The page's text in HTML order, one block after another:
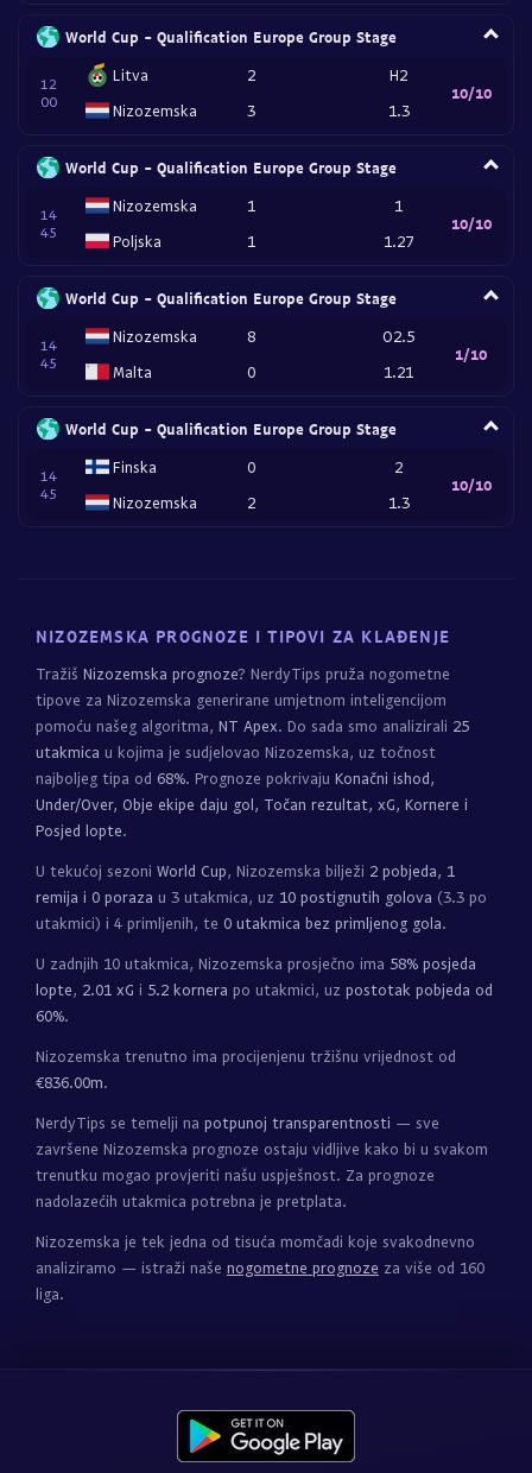
World Cup - Qualification Europe Group Stage
12
00
Litva
Nizozemska
2
3
H2
1.3
10/10
World Cup - Qualification Europe Group Stage
14
45
Nizozemska
Poljska
1
1
1
1.27
10/10
World Cup - Qualification Europe Group Stage
14
45
Nizozemska
Malta
8
0
O2.5
1.21
1/10
World Cup - Qualification Europe Group Stage
14
45
Finska
Nizozemska
0
2
2
1.3
10/10
NIZOZEMSKA PROGNOZE I TIPOVI ZA KLAĐENJE
Tražiš Nizozemska prognoze? NerdyTips pruža nogometne
tipove za Nizozemska generirane umjetnom inteligencijom
pomoću našeg algoritma, NT Apex. Do sada smo analizirali 25
utakmica u kojima je sudjelovao Nizozemska, uz točnost
najboljeg tipa od 68%. Prognoze pokrivaju Konačni ishod,
Under/Over, Obje ekipe daju gol, Točan rezultat, xG, Kornere i
Posjed lopte.
U tekućoj sezoni World Cup, Nizozemska bilježi 2 pobjeda, 1
remija i 0 poraza u 3 utakmica, uz 10 postignutih golova (3.3 po
utakmici) i 4 primljenih, te 0 utakmica bez primljenog gola.
U zadnjih 10 utakmica, Nizozemska prosječno ima 58% posjeda
lopte, 2.01 xG i 5.2 kornera po utakmici, uz postotak pobjeda od
60%.
Nizozemska trenutno ima procijenjenu tržišnu vrijednost od
€836.00m.
NerdyTips se temelji na potpunoj transparentnosti — sve
završene Nizozemska prognoze ostaju vidljive kako bi u svakom
trenutku mogao provjeriti našu uspješnost. Za prognoze
nadolazećih utakmica potrebna je pretplata.
Nizozemska je tek jedna od tisuća momčadi koje svakodnevno
analiziramo — istraži naše nogometne prognoze za više od 160
liga.